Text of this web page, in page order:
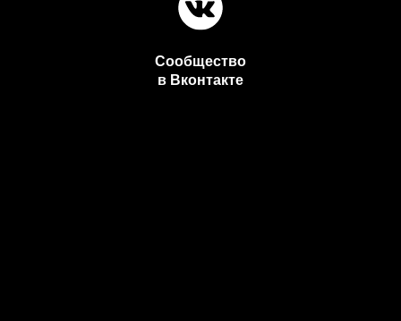
Сообщество
в Вконтакте